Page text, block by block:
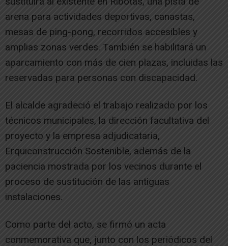
arena para actividades deportivas, canastas,
mesas de ping-pong, recorridos accesibles y
amplias zonas verdes. También se habilitará un
aparcamiento con más de cien plazas, incluidas las
reservadas para personas con discapacidad.
El alcalde agradeció el trabajo realizado por los
técnicos municipales, la dirección facultativa del
proyecto y la empresa adjudicataria,
Erquiconstrucción Sostenible, además de la
paciencia mostrada por los vecinos durante el
proceso de sustitución de las antiguas
instalaciones.
Como parte del acto, se firmó un acta
conmemorativa que, junto con los periódicos del